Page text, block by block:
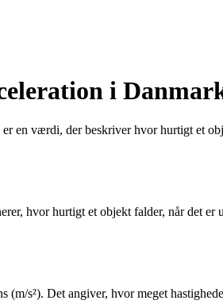
i
en værdi, der beskriver hvor hurtigt et
hvor hurtigt et objekt falder, når det
(m/s²). Det angiver, hvor meget